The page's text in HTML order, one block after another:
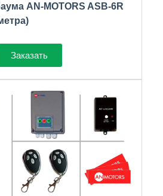
AN-MOTORS ASB-6R
Заказать